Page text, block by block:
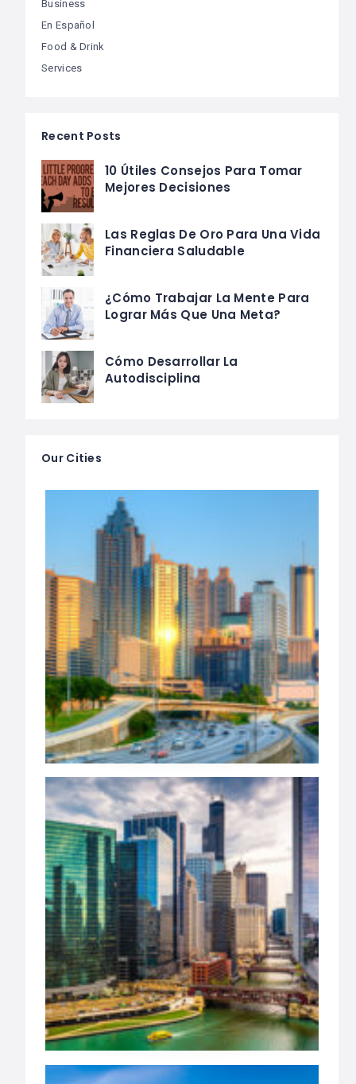
Business
En Español
Food & Drink
Services
Recent Posts
10 Útiles Consejos Para Tomar
Mejores Decisiones
Las Reglas De Oro Para Una Vida
Financiera Saludable
¿Cómo Trabajar La Mente Para
Lograr Más Que Una Meta?
Cómo Desarrollar La
Autodisciplina
Our Cities